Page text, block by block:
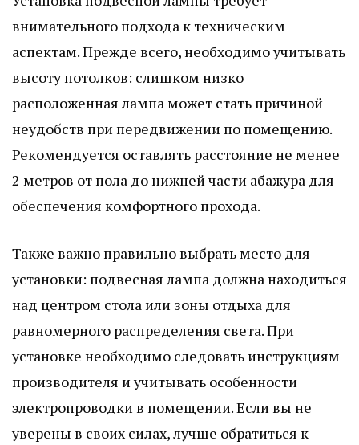
внимательного подхода к техническим
аспектам. Прежде всего, необходимо учитывать
высоту потолков: слишком низко
расположенная лампа может стать причиной
неудобств при передвижении по помещению.
Рекомендуется оставлять расстояние не менее
2 метров от пола до нижней части абажура для
обеспечения комфортного прохода.
Также важно правильно выбрать место для
установки: подвесная лампа должна находиться
над центром стола или зоны отдыха для
равномерного распределения света. При
установке необходимо следовать инструкциям
производителя и учитывать особенности
электропроводки в помещении. Если вы не
уверены в своих силах, лучше обратиться к